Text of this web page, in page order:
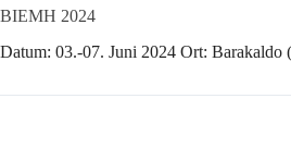
BIEMH 2024
Datum: 03.-07. Juni 2024 Ort: Barakaldo